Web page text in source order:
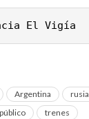
El Vigía
Argentina rusia
trenes